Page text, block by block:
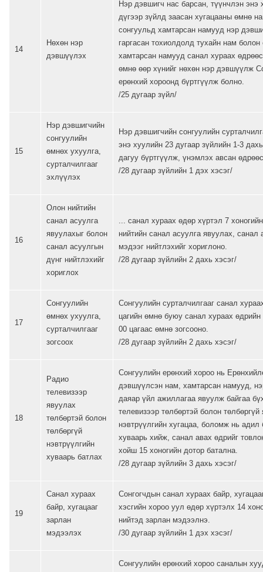
14
Нөхөн нэр
дэвшүүлэх
Нэр дэвшигч нас барсан, түүнчлэн энэ
дүгээр зүйлд заасан хугацааны өмнө
сонгуульд хамтарсан намууд нэр
гаргасан тохиолдолд тухайн нам болон
хамтарсан намууд санал хураах
өмнө өөр хүнийг нөхөн нэр дэвшүүлж
ерөнхий хороонд бүртгүүлж болно.
/25 дугаар зүйл/
15
Нэр дэвшигчийн
сонгуулийн
өмнөх ухуулга,
сурталчилгааг
эхлүүлэх
Нэр дэвшигчийн сонгуулийн
энэ хуулийн 23 дугаар зүйлийн 1-3
дагуу бүртгүүлж, үнэмлэх авсан
/28 дугаар зүйлийн 1 дэх хэсэг/
16
Олон нийтийн
санал асуулга
явуулахыг болон
санал асуулгын
дүнг нийтлэхийг
хориглох
... санал хураах өдөр хүртэл 7
нийтийн санал асуулга явуулах, санал
мэдээг нийтлэхийг хориглоно.
/28 дугаар зүйлийн 2 дахь хэсэг/
17
Сонгуулийн
өмнөх ухуулга,
сурталчилгааг
зогсоох
Сонгуулийн сурталчилгааг санал
цагийн өмнө буюу санал хураах
00 цагаас өмнө зогсооно.
/28 дугаар зүйлийн 2 дахь хэсэг/
18
Радио
телевизээр
явуулах
төлбөртэй болон
төлбөргүй
нэвтрүүлгийн
хуваарь батлах
Сонгуулийн ерөнхий хороо нь
дэвшүүлсэн нам, хамтарсан намууд,
даяар үйл ажиллагаа явуулж байгаа
телевизээр төлбөртэй болон төлбөргүй
нэвтрүүлгийн хугацаа, боломж нь адил
хуваарь хийж, санал авах өдрийг
хойш 15 хоногийн дотор батална.
/28 дугаар зүйлийн 3 дахь хэсэг/
19
Санал хураах
байр, хугацааг
зарлан
мэдээлэх
Сонгогчдын санал хураах байр,
хэсгийн хороо уул өдөр хүртэлх 14
нийтэд зарлан мэдээлнэ.
/30 дугаар зүйлийн 1 дэх хэсэг/
Сонгуулийн ерөнхий хороо саналын